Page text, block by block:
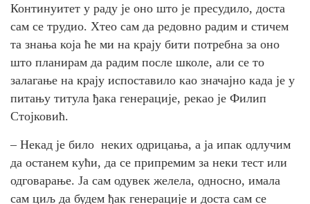
Континуитет у раду је оно што је пресудило, доста
сам се трудио. Хтео сам да редовно радим и стичем
та знања која ће ми на крају бити потребна за оно
што планирам да радим после школе, али се то
залагање на крају испоставило као значајно када је у
питању титула ђака генерације, рекао је Филип
Стојковић.
– Некад је било неких одрицања, а ја ипак одлучим
да останем кући, да се припремим за неки тест или
одговарање. Ја сам одувек желела, односно, имала
сам циљ да будем ђак генерације и доста сам се